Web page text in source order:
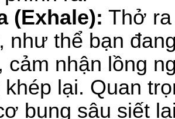
(Exhale): Thở
như thể bạn
cảm nhận lồng
khép lại. Quan
bụng sâu siết